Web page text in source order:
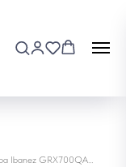
Электрогитара Ibanez GRX700QA-TBB